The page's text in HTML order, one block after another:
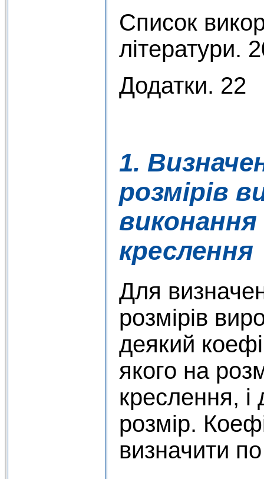
Список
літератури.
Додатки. 22
1.
розмірів
креслення
Для
розмірів
деякий
якого на
креслення, і
розмір.
визначити